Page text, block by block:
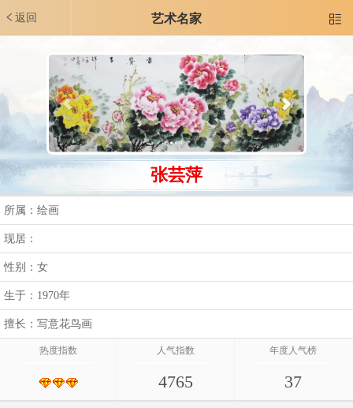
返回 艺术名家 
张芸萍
所属：绘画
现居：
性别：女
生于：1970年
擅长：写意花鸟画
热度指数 人气指数
4765
年度人气榜
37